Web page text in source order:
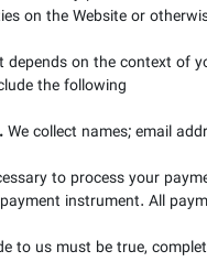
on theWebsiteor
on the context of
the following:
We collect names;email
to process your
instrument. All
to us must be true,